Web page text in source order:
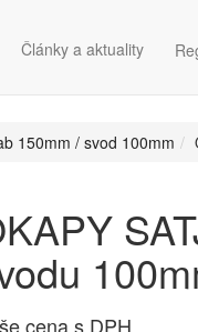
Články a aktuality
150mm / svod 100mm
cena s DPH